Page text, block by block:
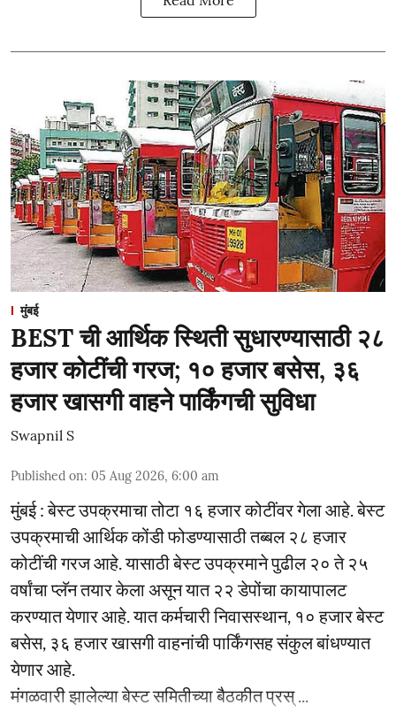
मुंबई
BEST ची आर्थिक स्थिती सुधारण्यासाठी २८
हजार कोटींची गरज; १० हजार बसेस, ३६
हजार खासगी वाहने पार्किंगची सुविधा
Swapnil S
Published on: 05 Aug 2026, 6:00 am
मुंबई : बेस्ट उपक्रमाचा तोटा १६ हजार कोटींवर गेला आहे. बेस्ट
उपक्रमाची आर्थिक कोंडी फोडण्यासाठी तब्बल २८ हजार
कोटींची गरज आहे. यासाठी बेस्ट उपक्रमाने पुढील २० ते २५
वर्षांचा प्लॅन तयार केला असून यात २२ डेपोंचा कायापालट
करण्यात येणार आहे. यात कर्मचारी निवासस्थान, १० हजार बेस्ट
बसेस, ३६ हजार खासगी वाहनांची पार्किंगसह संकुल बांधण्यात
येणार आहे.
मंगळवारी झालेल्या बेस्ट समितीच्या बैठकीत प्रस् ...